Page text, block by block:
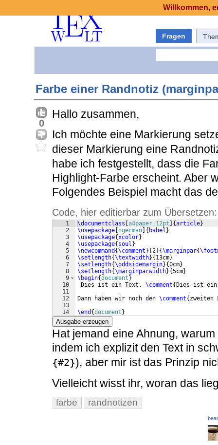
Fragen
Farbe einer Randnotiz
0
Hallo zusammen,
Ich möchte eine Markierung
dieser Markierung eine
habe ich festgestellt, dass die
Highlight-Farbe erscheint. Aber
Folgendes Beispiel macht das
Code, hier editierbar zum Übersetzen:
1
2
3
4
5
6
7
8
9
10
11
12
13
14
\documentclass a4paper,12pt {article}
\usepackage ngerman { babel }
\usepackage{xcolor}
\usepackage{ soul }
\newcommand {\comment } 2 {\marginpar{
\setlength{\textwidth}{ 13cm}
\setlength{\oddsidemargin}{0cm}
\setlength{\marginparwidth}{5cm}
\begin{document }
Dies ist ein Text. \comment{ Dies ist ein
Dann haben wir noch den \comment{ zweiten
\end {document }
Ausgabe erzeugen
Hat jemand eine Ahnung,
indem ich explizit den Text in
{#2}), aber mir ist das Prinzip
Vielleicht wisst ihr, woran das
farbe randnotizen
Willkommen,